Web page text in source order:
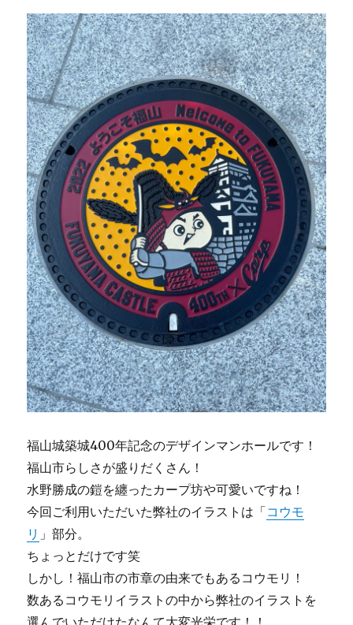
福山城築城400年記念のデザインマンホールです！
福山市らしさが盛りだくさん！
水野勝成の鎧を纏ったカープ坊や可愛いですね！
今回ご利用いただいた弊社のイラストは「コウモ
リ 」部分。
ちょっとだけです笑
しかし！福山市の市章の由来でもあるコウモリ！
数あるコウモリイラストの中から弊社のイラストを
選んでいただけたなんて大変光栄です！！